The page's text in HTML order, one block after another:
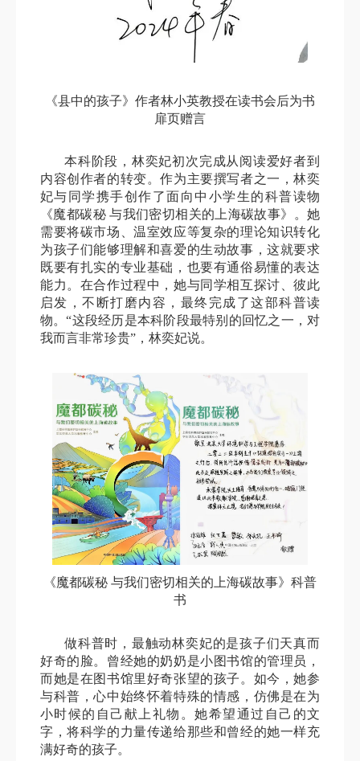
《县中的孩子》作者林小英教授在读书会后为书
扉页赠言
本科阶段，林奕妃初次完成从阅读爱好者到
内容创作者的转变。作为主要撰写者之一，林奕
妃与同学携手创作了面向中小学生的科普读物
《魔都碳秘 与我们密切相关的上海碳故事》。她
需要将碳市场、温室效应等复杂的理论知识转化
为孩子们能够理解和喜爱的生动故事，这就要求
既要有扎实的专业基础，也要有通俗易懂的表达
能力。在合作过程中，她与同学相互探讨、彼此
启发，不断打磨内容，最终完成了这部科普读
物。“这段经历是本科阶段最特别的回忆之一，对
我而言非常珍贵”，林奕妃说。
《魔都碳秘 与我们密切相关的上海碳故事》科普
书
做科普时，最触动林奕妃的是孩子们天真而
好奇的脸。曾经她的奶奶是小图书馆的管理员，
而她是在图书馆里好奇张望的孩子。如今，她参
与科普，心中始终怀着特殊的情感，仿佛是在为
小时候的自己献上礼物。她希望通过自己的文
字，将科学的力量传递给那些和曾经的她一样充
满好奇的孩子。